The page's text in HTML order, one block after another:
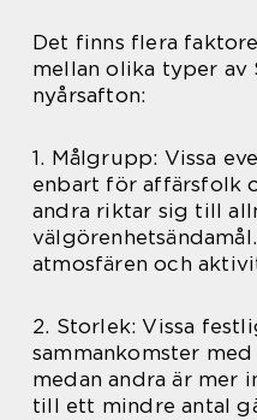
Det finns flera
mellan olika typer av
nyårsafton:
1. Målgrupp: Vissa
enbart för affärsfolk
andra riktar sig till
atmosfären och
2. Storlek: Vissa
sammankomster
medan andra är mer
till ett mindre antal